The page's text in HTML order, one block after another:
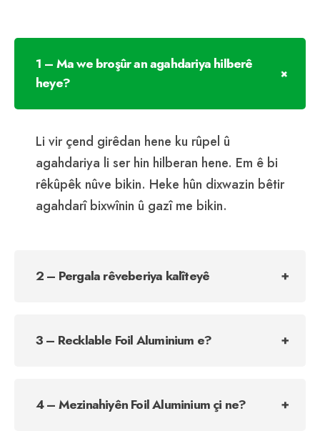
1 – Ma we broşûr an agahdariya hilberê
heye?
Li vir çend girêdan hene ku rûpel û
agahdariya li ser hin hilberan hene. Em ê bi
rêkûpêk nûve bikin. Heke hûn dixwazin bêtir
agahdarî bixwînin û gazî me bikin.
2 – Pergala rêveberiya kalîteyê
3 – Recklable Foil Aluminium e?
4 – Mezinahiyên Foil Aluminium çi ne?